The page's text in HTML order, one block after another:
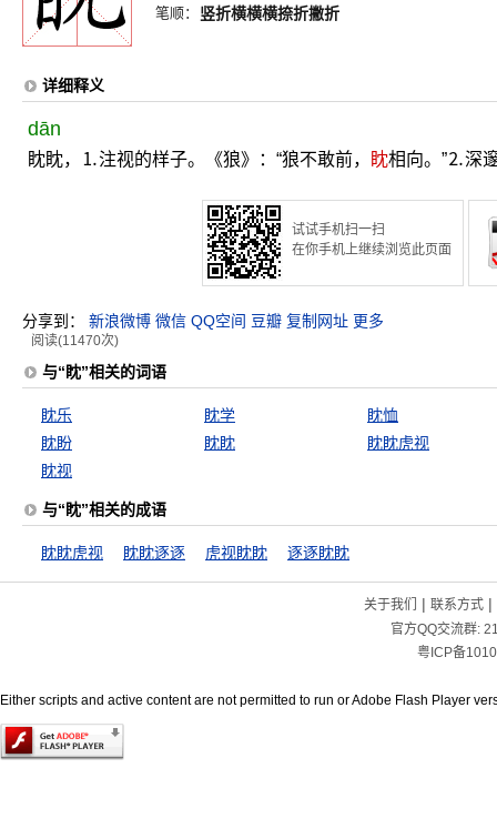
笔顺：
竖折横横横捺折撇折
详细释义
dān
眈眈，⒈注视的样子。《狼》：“狼不敢前， 眈相向。”⒉深
试试手机扫一扫
在你手机上继续浏览此页面
分享到： 新浪微博 微信 QQ空间 豆瓣 复制网址 更多
阅读(11470次)
与“眈”相关的词语
眈乐 眈学
眈恤
眈盼
眈眈
眈眈虎视
眈视
与“眈”相关的成语
眈眈虎视 眈眈逐逐 虎视眈眈 逐逐眈眈
关于我们 | 联系方式|
官方QQ交流群:
粤ICP备
Either scripts and active content are not permitted to run or Adobe Flash Player